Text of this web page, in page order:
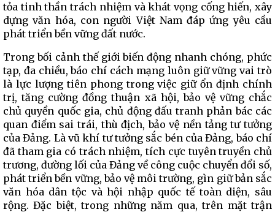
tỏa tinh thần trách nhiệm và khát vọng cống hiến, xây
dựng văn hóa, con người Việt Nam đáp ứng yêu cầu
phát triển bền vững đất nước.
Trong bối cảnh thế giới biến động nhanh chóng, phức
tạp, đa chiều, báo chí cách mạng luôn giữ vững vai trò
là lực lượng tiên phong trong việc giữ ổn định chính
trị, tăng cường đồng thuận xã hội, bảo vệ vững chắc
chủ quyền quốc gia, chủ động đấu tranh phản bác các
quan điểm sai trái, thù địch, bảo vệ nền tảng tư tưởng
của Đảng. Là vũ khí tư tưởng sắc bén của Đảng, báo chí
đã tham gia có trách nhiệm, tích cực tuyên truyền chủ
trương, đường lối của Đảng về công cuộc chuyển đổi số,
phát triển bền vững, bảo vệ môi trường, gìn giữ bản sắc
văn hóa dân tộc và hội nhập quốc tế toàn diện, sâu
rộng. Đặc biệt, trong những năm qua, trên mặt trận